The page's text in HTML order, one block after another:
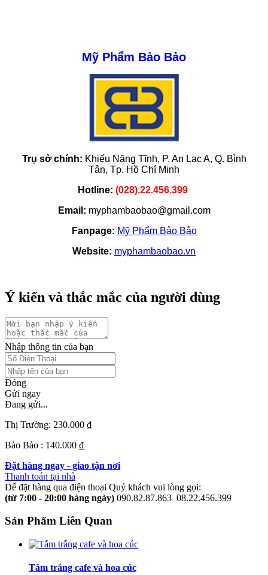
Mỹ Phẩm Bảo Bảo
Trụ sở chính: Khiếu Năng Tĩnh, P. An Lạc A, Q. Bình
Tân, Tp. Hồ Chí Minh
Hotline: (028).22.456.399
Email: myphambaobao@gmail.com
Fanpage: Mỹ Phẩm Bảo Bảo
Website: myphambaobao.vn
Ý kiến và thắc mắc của người dùng
Nhập thông tin của bạn
Đóng
Gửi ngay
Đang gửi...
Thị Trường: 230.000 ₫
Bảo Bảo : 140.000 ₫
Đặt hàng ngay - giao tận nơi
Thanh toán tại nhà
Để đặt hàng qua điện thoại Quý khách vui lòng gọi:
(từ 7:00 - 20:00 hàng ngày) 090.82.87.863 08.22.456.399
Sản Phẩm Liên Quan
Tắm trắng cafe và hoa cúc